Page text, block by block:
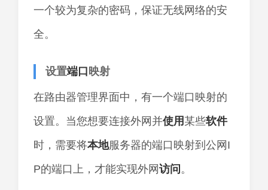
一个较为复杂的密码，保证无线网络的安
全。
设置端口 映射
在路由器管理界面中，有一个端口映射的
设置。当您想要连接外网并使用 某些软件
时，需要将本地服务器的端口映射到公网I
P的端口上，才能实现外网 访问 。